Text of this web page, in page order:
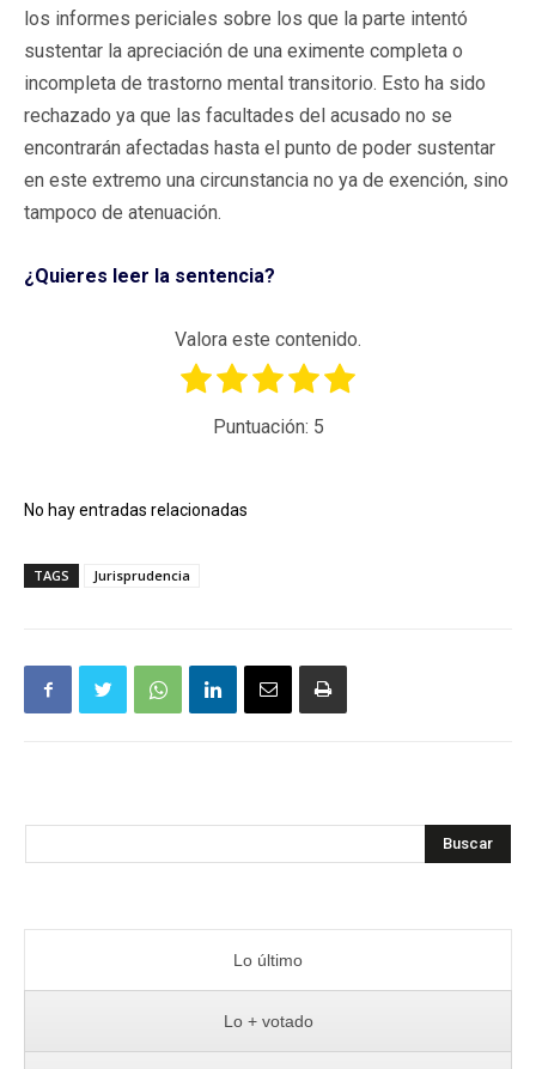
los informes periciales sobre los que la parte intentó
sustentar la apreciación de una eximente completa o
incompleta de trastorno mental transitorio. Esto ha sido
rechazado ya que las facultades del acusado no se
encontrarán afectadas hasta el punto de poder sustentar
en este extremo una circunstancia no ya de exención, sino
tampoco de atenuación.
¿Quieres leer la sentencia?
Valora este contenido.
Puntuación: 5
No hay entradas relacionadas
TAGS Jurisprudencia
Buscar
Lo último
Lo + votado